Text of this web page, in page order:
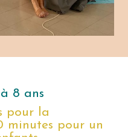
8 ans
pour la
minutes pour un